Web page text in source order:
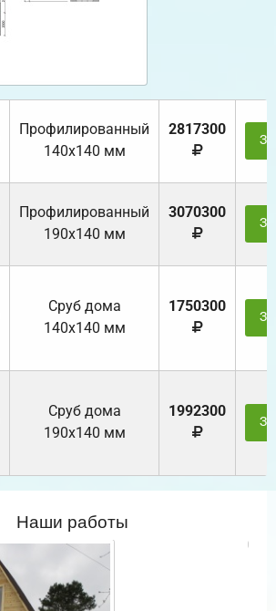
Профилированный
140х140 мм
2817300
Профилированный
190х140 мм
3070300
Cруб дома
140х140 мм
1750300
Cруб дома
190х140 мм
1992300
Наши работы